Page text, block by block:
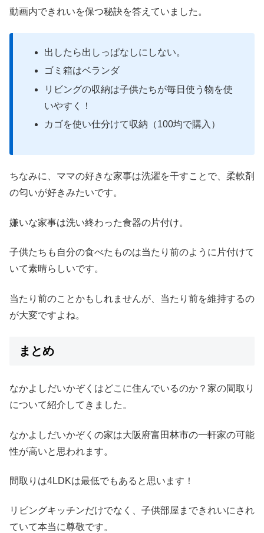
動画内できれいを保つ秘訣を答えていました。
出したら出しっぱなしにしない。
ゴミ箱はベランダ
リビングの収納は子供たちが毎日使う物を使
いやすく！
カゴを使い仕分けて収納（100均で購入）
ちなみに、ママの好きな家事は洗濯を干すことで、柔軟剤
の匂いが好きみたいです。
嫌いな家事は洗い終わった食器の片付け。
子供たちも自分の食べたものは当たり前のように片付けて
いて素晴らしいです。
当たり前のことかもしれませんが、当たり前を維持するの
が大変ですよね。
まとめ
なかよしだいかぞくはどこに住んでいるのか？家の間取り
について紹介してきました。
なかよしだいかぞくの家は大阪府富田林市の一軒家の可能
性が高いと思われます。
間取りは4LDKは最低でもあると思います！
リビングキッチンだけでなく、子供部屋まできれいにされ
ていて本当に尊敬です。